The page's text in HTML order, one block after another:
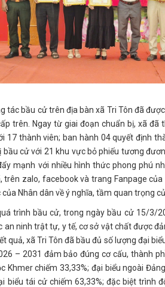
tác bầu cử trên địa bàn xã Tri Tôn đã
trên. Ngay từ giai đoạn chuẩn bị, xã đã
17 thành viên; ban hành 04 quyết định
cử với 21 khu vực bỏ phiếu tương
mạnh với nhiều hình thức phong phú
trên zalo, facebook và trang Fanpage
Nhân dân về ý nghĩa, tầm quan trọng
trình bầu cử, trong ngày bầu cử 15/3/
an ninh trật tự, y tế, cơ sở vật chất được
quả, xã Tri Tôn đã bầu đủ số lượng đại
– 2031 đảm bảo đúng cơ cấu, thành
Khmer chiếm 33,33%; đại biểu ngoài
biểu tái cử chiếm 63,33%; đặc biệt trình